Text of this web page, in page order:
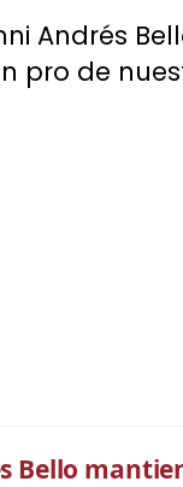
Andrés
pro de
Bello